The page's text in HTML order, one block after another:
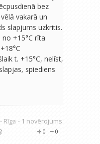
bez
vakarā un
slapjums uzkritis.
+15°C rīta
t. +15°C, nelīst,
spiediens
- Rīga - 1 novērojums
0
0